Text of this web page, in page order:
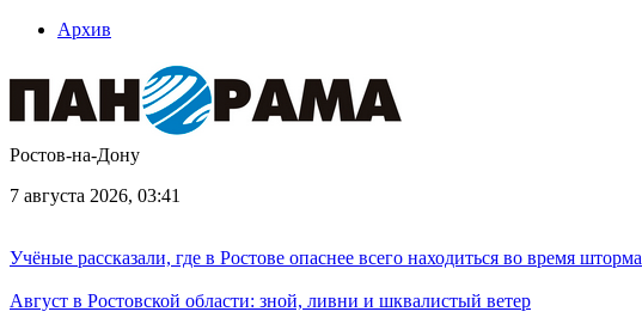
Архив
Ростов-на-Дону
7 августа 2026, 03:41
Учёные рассказали, где в Ростове опаснее всего находиться во время шторма
Август в Ростовской области: зной, ливни и шквалистый ветер